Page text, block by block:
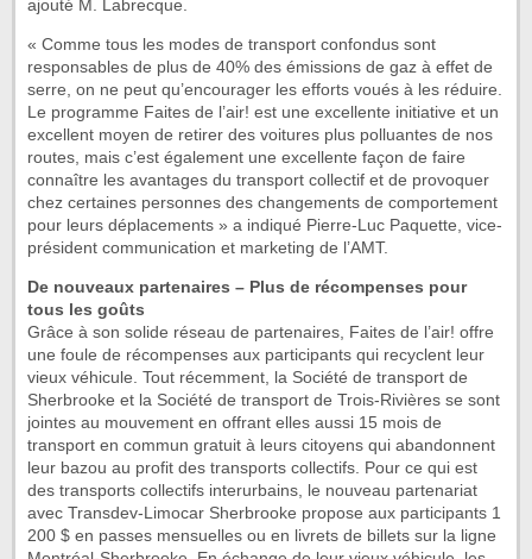
ajouté M. Labrecque.
« Comme tous les modes de transport confondus sont
responsables de plus de 40% des émissions de gaz à effet de
serre, on ne peut qu’encourager les efforts voués à les réduire.
Le programme Faites de l’air! est une excellente initiative et un
excellent moyen de retirer des voitures plus polluantes de nos
routes, mais c’est également une excellente façon de faire
connaître les avantages du transport collectif et de provoquer
chez certaines personnes des changements de comportement
pour leurs déplacements » a indiqué Pierre-Luc Paquette, vice-
président communication et marketing de l’AMT.
De nouveaux partenaires – Plus de récompenses pour
tous les goûts
Grâce à son solide réseau de partenaires, Faites de l’air! offre
une foule de récompenses aux participants qui recyclent leur
vieux véhicule. Tout récemment, la Société de transport de
Sherbrooke et la Société de transport de Trois-Rivières se sont
jointes au mouvement en offrant elles aussi 15 mois de
transport en commun gratuit à leurs citoyens qui abandonnent
leur bazou au profit des transports collectifs. Pour ce qui est
des transports collectifs interurbains, le nouveau partenariat
avec Transdev-Limocar Sherbrooke propose aux participants 1
200 $ en passes mensuelles ou en livrets de billets sur la ligne